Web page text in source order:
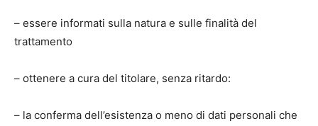
– essere informati sulla natura e sulle finalità del
trattamento
– ottenere a cura del titolare, senza ritardo:
– la conferma dell’esistenza o meno di dati personali che